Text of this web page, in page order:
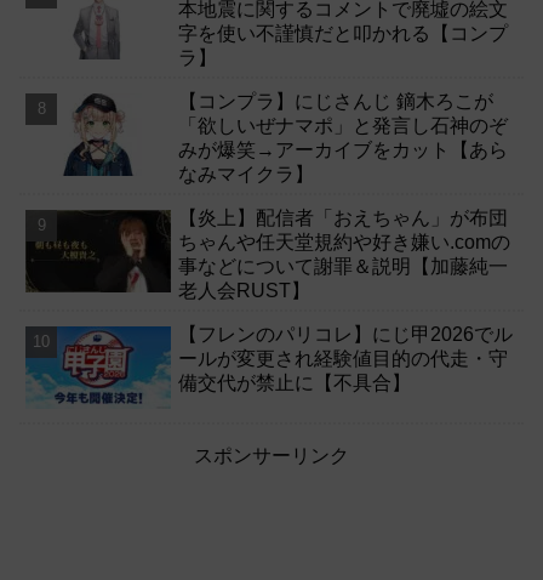
本地震に関するコメントで廃墟の絵文
字を使い不謹慎だと叩かれる【コンプ
ラ】
【コンプラ】にじさんじ 鏑木ろこが
「欲しいぜナマポ」と発言し石神のぞ
みが爆笑→アーカイブをカット【あら
なみマイクラ】
【炎上】配信者「おえちゃん」が布団
ちゃんや任天堂規約や好き嫌い.comの
事などについて謝罪＆説明【加藤純一
老人会RUST】
【フレンのパリコレ】にじ甲2026でル
ールが変更され経験値目的の代走・守
備交代が禁止に【不具合】
スポンサーリンク